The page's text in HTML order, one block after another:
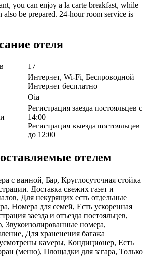
you can enjoy a la carte breakfast, while
also be prepared. 24-hour room service is
отеля
17
Интернет, Wi-Fi, Беспроводной
Интернет бесплатно
Oia
Регистрация заезда постояльцев с
14:00
Регистрация выезда постояльцев
до 12:00
отелем
с ванной, Бар, Круглосуточная стойка
Доставка свежих газет и
Для некурящих есть отдельные
Номера для семей, Есть ускоренная
заезда и отъезда постояльцев,
Звукоизолированные номера,
Для храненения багажа
камеры, Кондиционер, Есть
(меню), Площадки для загара, Только